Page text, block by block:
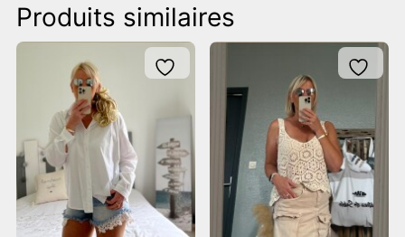
Produits similaires